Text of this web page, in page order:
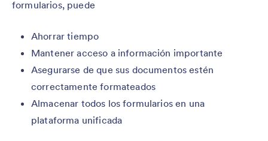
formularios, puede
Ahorrar tiempo
Mantener acceso a información importante
Asegurarse de que sus documentos estén
correctamente formateados
Almacenar todos los formularios en una
plataforma unificada